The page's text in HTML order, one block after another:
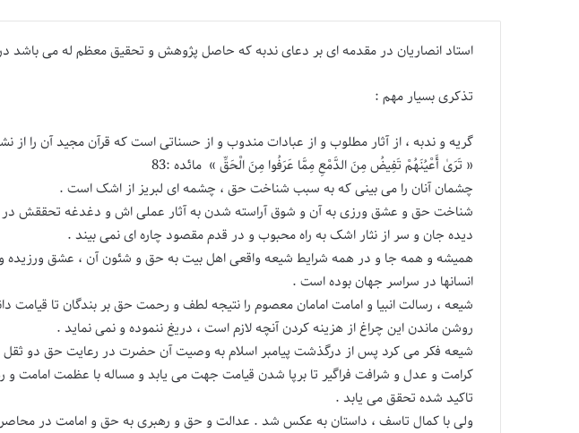
استاد انصاریان در مقدمه ای بر دعای ندبه که حاصل پژوهش و تحقیق معظم له می باشد
تذکری بسیار مهم :
گریه و ندبه ، از آثار مطلوب و از عبادات مندوب و از حسناتی است که قرآن مجید آن را
« تَرَىٰ أَعْيُنَهُمْ تَفِيضُ مِنَ الدَّمْعِ مِمَّا عَرَفُوا مِنَ الْحَقِّ » مائده :83
چشمان آنان را می بینی که به سبب شناخت حق ، چشمه ای لبریز از اشک است .
شناخت حق و عشق ورزی به آن و شوق آراسته شدن به آثار عملی اش و دغدغه تحققش در
دیده جان و سر از نثار اشک به راه محبوب و در قدم مقصود چاره ای نمی بیند .
همیشه و همه جا و در همه شرایط شیعه واقعی اهل بیت به حق و شئون آن ، عشق
انسانها در سراسر جهان بوده است .
شیعه ، رسالت انبیا و امامت امامان معصوم را نتیجه لطف و رحمت حق بر بندگان تا
روشن ماندن این چراغ از هزینه کردن آنچه لازم است ، دریغ ننموده و نمی نماید .
شیعه فکر می کرد پس از درگذشت پیامبر اسلام به وصیت آن حضرت در رعایت حق دو ثقل
کرامت و عدل و شرافت فراگیر تا برپا شدن قیامت جهت می یابد و مساله با عظمت امامت
تاکید شده تحقق می یابد .
ولی با کمال تاسف ، داستان به عکس شد . عدالت و حق و رهبری به حق و امامت در